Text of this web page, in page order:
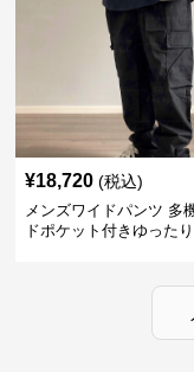
¥18,720 (税込)
メンズワイドパンツ 多
ドポケット付きゆった